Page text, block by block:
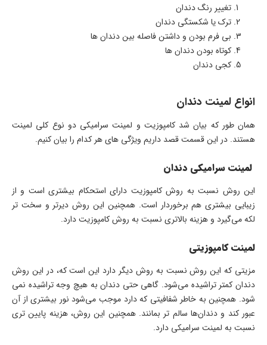
تغییر رنگ دندان
ترک یا شکستگی دندان
بی فرم بودن و داشتن فاصله بین دندان ها
کوتاه بودن دندان ها
کجی دندان
انواع لمینت دندان
همان طور که بیان شد کامپوزیت و لمینت سرامیکی دو نوع کلی لمینت
هستند. در این قسمت قصد داریم ویژگی های هر کدام را بیان کنیم.
لمینت سرامیکی دندان
این روش نسبت به روش کامپوزیت دارای استحکام بیشتری است و از
زیبایی بیشتری هم برخوردار است. همچنین این روش دیرتر و سخت تر
لکه می‌گیرد و هزینه بالاتری نسبت به روش کامپوزیت دارد.
لمینت کامپوزیتی
مزیتی که این روش نسبت به روش دیگر دارد این است که، در این روش
دندان کمتر تراشیده می‌شود. گاهی حتی دندان به هیچ وجه تراشیده نمی
شود. همچنین به خاطر شفافیتی که دارد موجب می‌شود نور بیشتری از آن
عبور کند و دندان‌ها سالم تر بمانند. همچنین این روش، هزینه پایین تری
نسبت به لمینت سرامیکی دارد.